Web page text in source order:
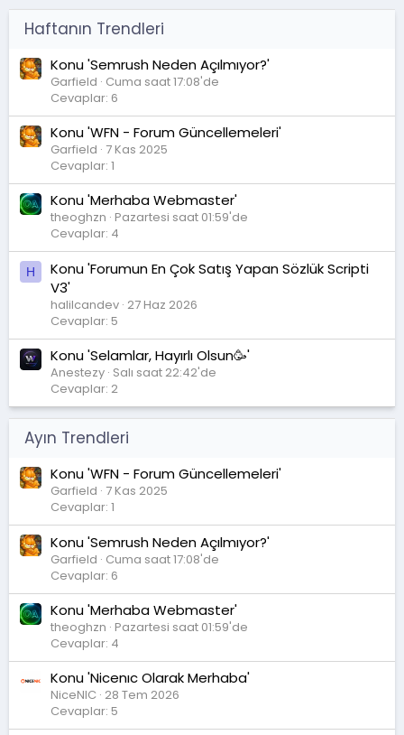
Haftanın Trendleri
Konu 'Semrush Neden Açılmıyor?'
Garfield Cuma saat 17:08'de
Cevaplar: 6
Konu 'WFN - Forum Güncellemeleri'
Garfield 7 Kas 2025
Cevaplar: 1
Konu 'Merhaba Webmaster'
theoghzn Pazartesi saat 01:59'de
Cevaplar: 4
H
Konu 'Forumun En Çok Satış Yapan Sözlük Scripti
V3'
halilcandev 27 Haz 2026
Cevaplar: 5
Konu 'Selamlar, Hayırlı Olsun🥳'
Anestezy Salı saat 22:42'de
Cevaplar: 2
Ayın Trendleri
Konu 'WFN - Forum Güncellemeleri'
Garfield 7 Kas 2025
Cevaplar: 1
Konu 'Semrush Neden Açılmıyor?'
Garfield Cuma saat 17:08'de
Cevaplar: 6
Konu 'Merhaba Webmaster'
theoghzn Pazartesi saat 01:59'de
Cevaplar: 4
Konu 'Nicenıc Olarak Merhaba'
NiceNIC 28 Tem 2026
Cevaplar: 5